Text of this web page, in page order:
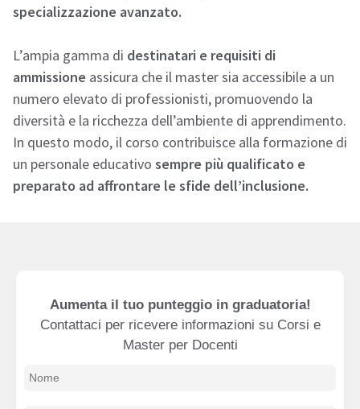
specializzazione avanzato.
L’ampia gamma di destinatari e requisiti di
ammissione assicura che il master sia accessibile a un
numero elevato di professionisti, promuovendo la
diversità e la ricchezza dell’ambiente di apprendimento.
In questo modo, il corso contribuisce alla formazione di
un personale educativo sempre più qualificato e
preparato ad affrontare le sfide dell’inclusione.
Aumenta il tuo punteggio in graduatoria!
Contattaci per ricevere informazioni su Corsi e
Master per Docenti